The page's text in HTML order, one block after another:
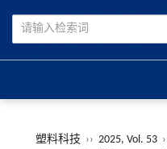
塑料科技 ›› 2025, Vol. 53